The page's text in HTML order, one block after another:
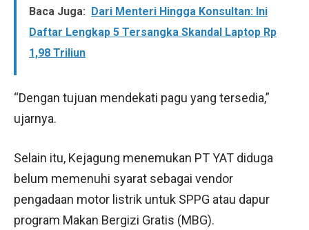
Baca Juga: Dari Menteri Hingga Konsultan: Ini
Daftar Lengkap 5 Tersangka Skandal Laptop Rp
1,98 Triliun
“Dengan tujuan mendekati pagu yang tersedia,”
ujarnya.
Selain itu, Kejagung menemukan PT YAT diduga
belum memenuhi syarat sebagai vendor
pengadaan motor listrik untuk SPPG atau dapur
program Makan Bergizi Gratis (MBG).